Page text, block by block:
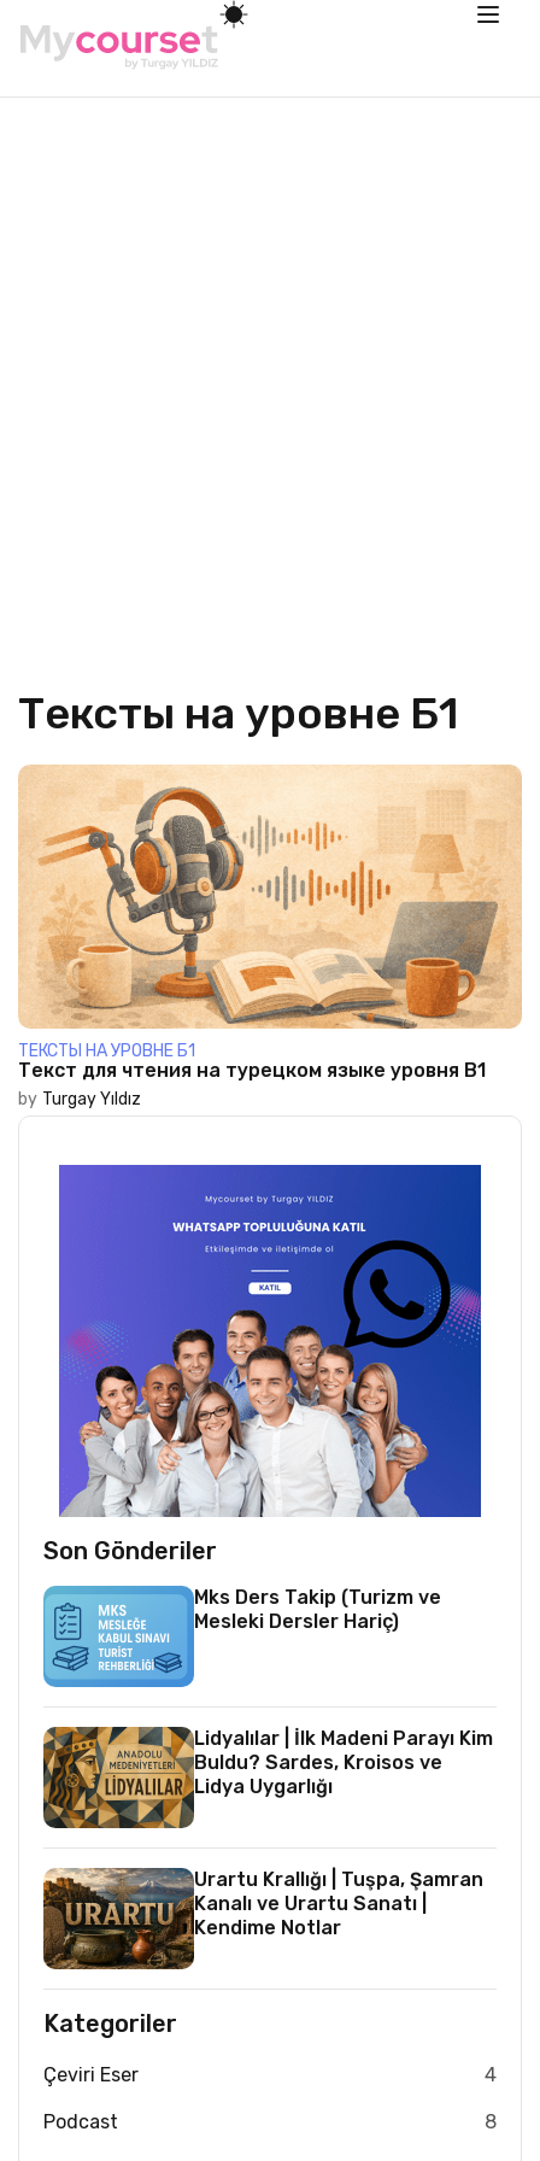
Тексты на уровне Б1
ТЕКСТЫ НА УРОВНЕ Б1
Текст для чтения на турецком языке уровня B1
by Turgay Yıldız
Son Gönderiler
Mks Ders Takip (Turizm ve
Mesleki Dersler Hariç)
Lidyalılar | İlk Madeni Parayı Kim
Buldu? Sardes, Kroisos ve
Lidya Uygarlığı
Urartu Krallığı | Tuşpa, Şamran
Kanalı ve Urartu Sanatı |
Kendime Notlar
Kategoriler
Çeviri Eser 4
Podcast 8